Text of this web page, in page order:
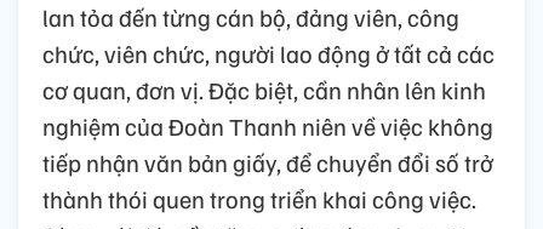
lan tỏa đến từng cán bộ, đảng viên, công
chức, viên chức, người lao động ở tất cả các
cơ quan, đơn vị. Đặc biệt, cần nhân lên kinh
nghiệm của Đoàn Thanh niên về việc không
tiếp nhận văn bản giấy, để chuyển đổi số trở
thành thói quen trong triển khai công việc.